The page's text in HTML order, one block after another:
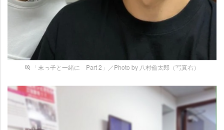
「末っ子と一緒に Part 2」／Photo by 八村倫太郎（写真右）